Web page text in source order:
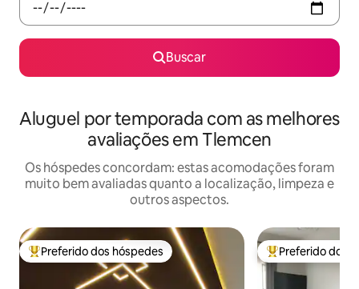
Buscar
Aluguel por temporada com as melhores
avaliações em Tlemcen
Os hóspedes concordam: estas acomodações foram
muito bem avaliadas quanto a localização, limpeza e
outros aspectos.
Entre os melhores preferidos dos hóspedes
Preferido dos hóspedes Entre os
Preferido dos